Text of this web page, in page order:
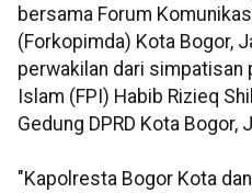
bersama Forum
(Forkopimda) Kota Bogor,
perwakilan dari simpatisan
Islam (FPI) Habib Rizieq
Gedung DPRD Kota Bogor,
"Kapolresta Bogor Kota